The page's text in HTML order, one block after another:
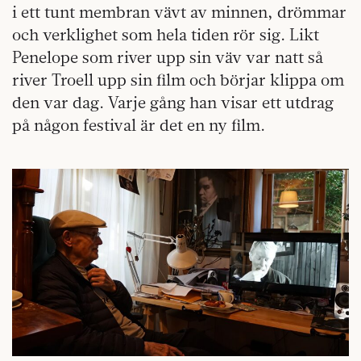
i ett tunt membran vävt av minnen, drömmar
och verklighet som hela tiden rör sig. Likt
Penelope som river upp sin väv var natt så
river Troell upp sin film och börjar klippa om
den var dag. Varje gång han visar ett utdrag
på någon festival är det en ny film.